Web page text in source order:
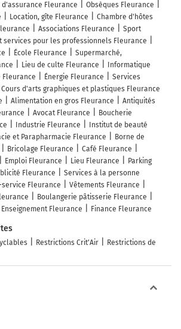
d'assurance Fleurance
Obsèques Fleurance
Location, gîte Fleurance
Chambre d'hôtes
Associations Fleurance
Sport
services pour les professionnels Fleurance
École Fleurance
Supermarché,
Lieu de culte Fleurance
Informatique
Fleurance Énergie Fleurance
Services
Cours d'arts graphiques et plastiques Fleurance
Alimentation en gros Fleurance
Antiquités
Avocat Fleurance
Boucherie
Industrie Fleurance
Institut de beauté
et Parapharmacie Fleurance
Borne de
Bricolage Fleurance
Café Fleurance
Emploi Fleurance Lieu Fleurance
Parking
Fleurance
Services à la personne
Fleurance
Vêtements Fleurance
Boulangerie pâtisserie Fleurance
Enseignement Fleurance Finance Fleurance
Restrictions Crit'Air
Restrictions de